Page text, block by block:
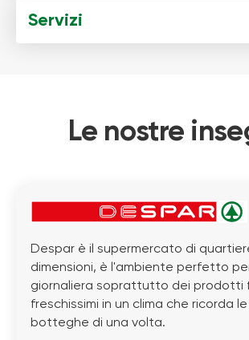
Servizi
Le nostre
Despar è il supermercato di
dimensioni, è l'ambiente perfetto
giornaliera soprattutto dei prodotti
freschissimi in un clima che ricorda
botteghe di una volta.